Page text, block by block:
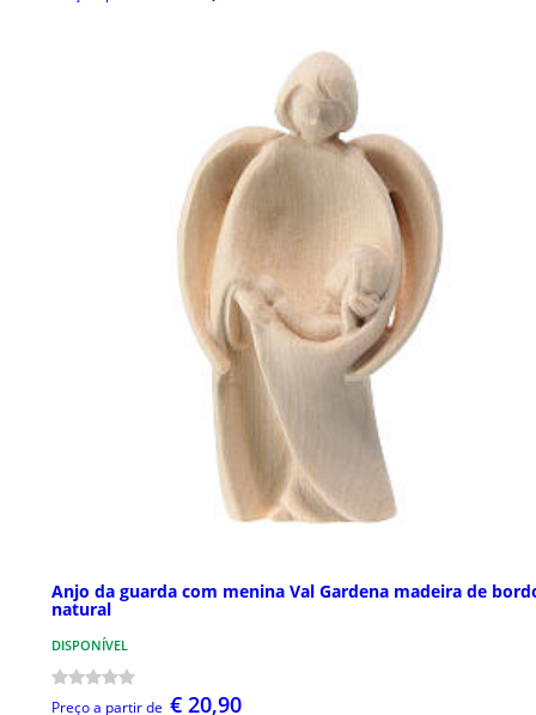
Anjo da guarda com menina Val Gardena madeira de
natural
DISPONÍVEL
Preço a partir de € 20,90